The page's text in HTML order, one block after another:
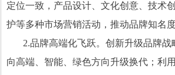
定位一致，产品设计、文化创意、技术
护等多种市场营销活动，推动品牌知名
2.品牌高端化飞跃。创新升级品牌
向高端、智能、绿色方向升级换代；利